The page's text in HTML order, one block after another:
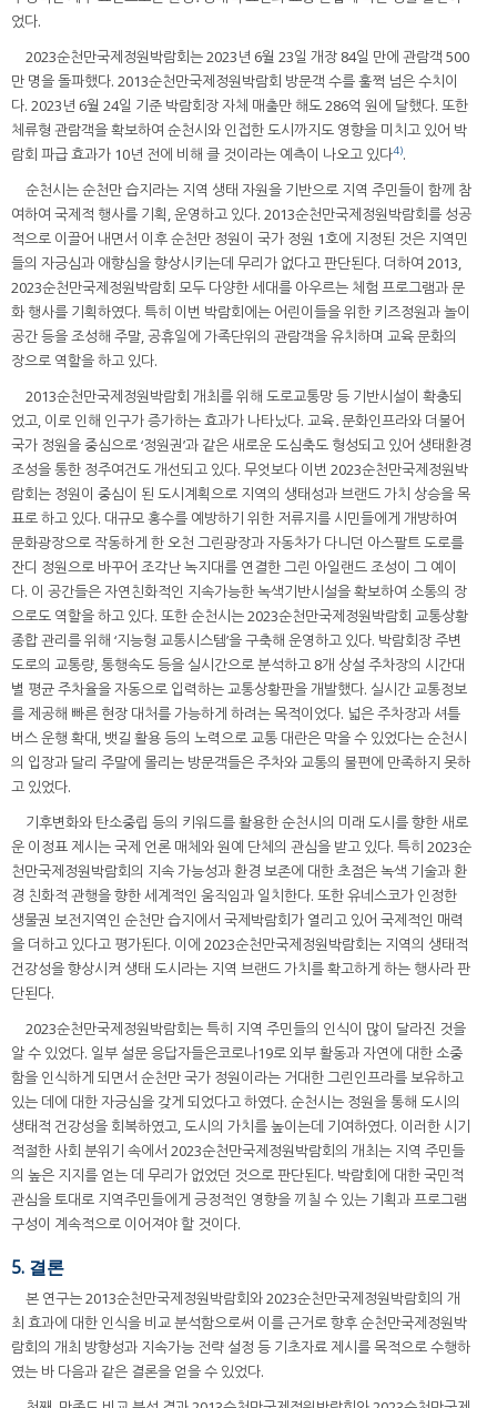
었다.
2023순천만국제정원박람회는 2023년 6월 23일 개장 84일 만에 관람객 500
만 명을 돌파했다. 2013순천만국제정원박람회 방문객 수를 훌쩍 넘은 수치이
다. 2023년 6월 24일 기준 박람회장 자체 매출만 해도 286억 원에 달했다. 또한
체류형 관람객을 확보하여 순천시와 인접한 도시까지도 영향을 미치고 있어 박
람회 파급 효과가 10년 전에 비해 클 것이라는 예측이 나오고 있다4).
순천시는 순천만 습지라는 지역 생태 자원을 기반으로 지역 주민들이 함께 참
여하여 국제적 행사를 기획, 운영하고 있다. 2013순천만국제정원박람회를 성공
적으로 이끌어 내면서 이후 순천만 정원이 국가 정원 1호에 지정된 것은 지역민
들의 자긍심과 애향심을 향상시키는데 무리가 없다고 판단된다. 더하여 2013,
2023순천만국제정원박람회 모두 다양한 세대를 아우르는 체험 프로그램과 문
화 행사를 기획하였다. 특히 이번 박람회에는 어린이들을 위한 키즈정원과 놀이
공간 등을 조성해 주말, 공휴일에 가족단위의 관람객을 유치하며 교육 문화의
장으로 역할을 하고 있다.
2013순천만국제정원박람회 개최를 위해 도로교통망 등 기반시설이 확충되
었고, 이로 인해 인구가 증가하는 효과가 나타났다. 교육․문화인프라와 더불어
국가 정원을 중심으로 ‘정원권’과 같은 새로운 도심축도 형성되고 있어 생태환경
조성을 통한 정주여건도 개선되고 있다. 무엇보다 이번 2023순천만국제정원박
람회는 정원이 중심이 된 도시계획으로 지역의 생태성과 브랜드 가치 상승을 목
표로 하고 있다. 대규모 홍수를 예방하기 위한 저류지를 시민들에게 개방하여
문화광장으로 작동하게 한 오천 그린광장과 자동차가 다니던 아스팔트 도로를
잔디 정원으로 바꾸어 조각난 녹지대를 연결한 그린 아일랜드 조성이 그 예이
다. 이 공간들은 자연친화적인 지속가능한 녹색기반시설을 확보하여 소통의 장
으로도 역할을 하고 있다. 또한 순천시는 2023순천만국제정원박람회 교통상황
종합 관리를 위해 ‘지능형 교통시스템’을 구축해 운영하고 있다. 박람회장 주변
도로의 교통량, 통행속도 등을 실시간으로 분석하고 8개 상설 주차장의 시간대
별 평균 주차율을 자동으로 입력하는 교통상황판을 개발했다. 실시간 교통정보
를 제공해 빠른 현장 대처를 가능하게 하려는 목적이었다. 넓은 주차장과 셔틀
버스 운행 확대, 뱃길 활용 등의 노력으로 교통 대란은 막을 수 있었다는 순천시
의 입장과 달리 주말에 몰리는 방문객들은 주차와 교통의 불편에 만족하지 못하
고 있었다.
기후변화와 탄소중립 등의 키워드를 활용한 순천시의 미래 도시를 향한 새로
운 이정표 제시는 국제 언론 매체와 원예 단체의 관심을 받고 있다. 특히 2023순
천만국제정원박람회의 지속 가능성과 환경 보존에 대한 초점은 녹색 기술과 환
경 친화적 관행을 향한 세계적인 움직임과 일치한다. 또한 유네스코가 인정한
생물권 보전지역인 순천만 습지에서 국제박람회가 열리고 있어 국제적인 매력
을 더하고 있다고 평가된다. 이에 2023순천만국제정원박람회는 지역의 생태적
건강성을 향상시켜 생태 도시라는 지역 브랜드 가치를 확고하게 하는 행사라 판
단된다.
2023순천만국제정원박람회는 특히 지역 주민들의 인식이 많이 달라진 것을
알 수 있었다. 일부 설문 응답자들은코로나19로 외부 활동과 자연에 대한 소중
함을 인식하게 되면서 순천만 국가 정원이라는 거대한 그린인프라를 보유하고
있는 데에 대한 자긍심을 갖게 되었다고 하였다. 순천시는 정원을 통해 도시의
생태적 건강성을 회복하였고, 도시의 가치를 높이는데 기여하였다. 이러한 시기
적절한 사회 분위기 속에서 2023순천만국제정원박람회의 개최는 지역 주민들
의 높은 지지를 얻는 데 무리가 없었던 것으로 판단된다. 박람회에 대한 국민적
관심을 토대로 지역주민들에게 긍정적인 영향을 끼칠 수 있는 기획과 프로그램
구성이 계속적으로 이어져야 할 것이다.
5. 결론
본 연구는 2013순천만국제정원박람회와 2023순천만국제정원박람회의 개
최 효과에 대한 인식을 비교 분석함으로써 이를 근거로 향후 순천만국제정원박
람회의 개최 방향성과 지속가능 전략 설정 등 기초자료 제시를 목적으로 수행하
였는 바 다음과 같은 결론을 얻을 수 있었다.